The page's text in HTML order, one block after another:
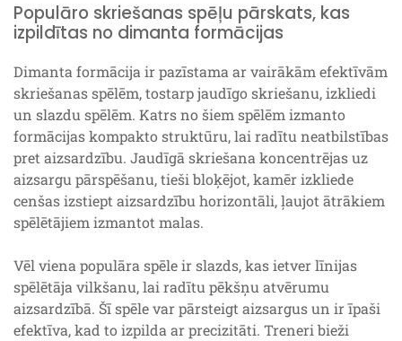
Populāro skriešanas spēļu pārskats, kas
izpildītas no dimanta formācijas
Dimanta formācija ir pazīstama ar vairākām efektīvām
skriešanas spēlēm, tostarp jaudīgo skriešanu, izkliedi
un slazdu spēlēm. Katrs no šiem spēlēm izmanto
formācijas kompakto struktūru, lai radītu neatbilstības
pret aizsardzību. Jaudīgā skriešana koncentrējas uz
aizsargu pārspēšanu, tieši bloķējot, kamēr izkliede
cenšas izstiept aizsardzību horizontāli, ļaujot ātrākiem
spēlētājiem izmantot malas.
Vēl viena populāra spēle ir slazds, kas ietver līnijas
spēlētāja vilkšanu, lai radītu pēkšņu atvērumu
aizsardzībā. Šī spēle var pārsteigt aizsargus un ir īpaši
efektīva, kad to izpilda ar precizitāti. Treneri bieži